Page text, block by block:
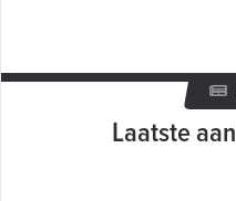
Laatste